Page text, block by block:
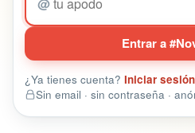
Entrar a
¿Ya tienes cuenta? Iniciar sesión
Sin email · sin contraseña ·